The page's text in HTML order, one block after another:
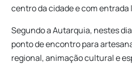
centro da cidade e com entrada
Segundo a Autarquia, nestes
ponto de encontro para
regional, animação cultural e